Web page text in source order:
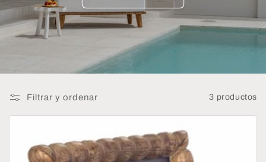
n
:
Filtrar y ordenar 3 productos